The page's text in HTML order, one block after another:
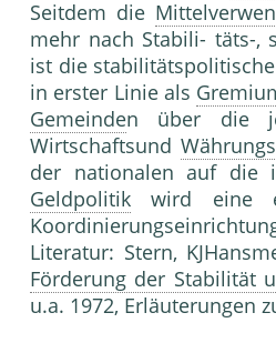
Seitdem die
mehr nach Stabili- täts-,
ist die
in erster Linie als
Gemeinden über die
Wirtschaftsund
der nationalen auf die
Geldpolitik wird eine
Literatur: Stern,
Förderung der Stabilität
u.a. 1972, Erläuterungen